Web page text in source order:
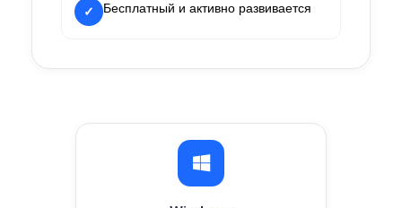
✓ Бесплатный и активно развивается